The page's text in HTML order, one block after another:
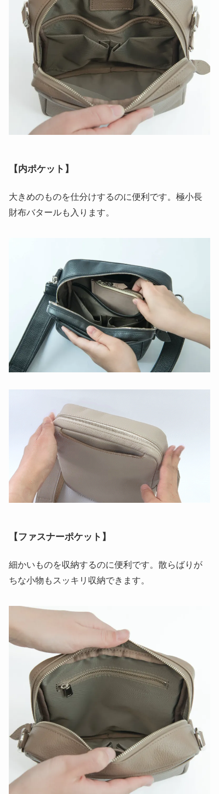
【内ポケット 】
大きめのものを仕分けするのに便利です。極小長
財布バタールも入ります。
【ファスナーポケット 】
細かいものを収納するのに便利です。散らばりが
ちな小物もスッキリ収納できます。